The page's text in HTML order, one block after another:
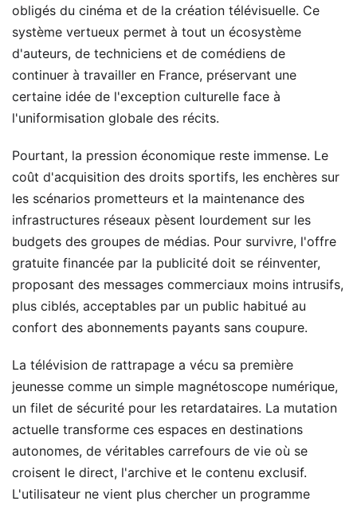
obligés du cinéma et de la création télévisuelle. Ce
système vertueux permet à tout un écosystème
d'auteurs, de techniciens et de comédiens de
continuer à travailler en France, préservant une
certaine idée de l'exception culturelle face à
l'uniformisation globale des récits.
Pourtant, la pression économique reste immense. Le
coût d'acquisition des droits sportifs, les enchères sur
les scénarios prometteurs et la maintenance des
infrastructures réseaux pèsent lourdement sur les
budgets des groupes de médias. Pour survivre, l'offre
gratuite financée par la publicité doit se réinventer,
proposant des messages commerciaux moins intrusifs,
plus ciblés, acceptables par un public habitué au
confort des abonnements payants sans coupure.
La télévision de rattrapage a vécu sa première
jeunesse comme un simple magnétoscope numérique,
un filet de sécurité pour les retardataires. La mutation
actuelle transforme ces espaces en destinations
autonomes, de véritables carrefours de vie où se
croisent le direct, l'archive et le contenu exclusif.
L'utilisateur ne vient plus chercher un programme